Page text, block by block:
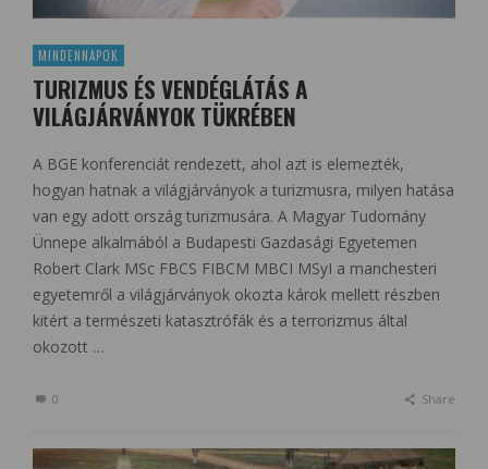
MINDENNAPOK
TURIZMUS ÉS VENDÉGLÁTÁS A
VILÁGJÁRVÁNYOK TÜKRÉBEN
A BGE konferenciát rendezett, ahol azt is elemezték,
hogyan hatnak a világjárványok a turizmusra, milyen hatása
van egy adott ország turizmusára. A Magyar Tudomány
Ünnepe alkalmából a Budapesti Gazdasági Egyetemen
Robert Clark MSc FBCS FIBCM MBCI MSyI a manchesteri
egyetemről a világjárványok okozta károk mellett részben
kitért a természeti katasztrófák és a terrorizmus által
okozott …
0 Share